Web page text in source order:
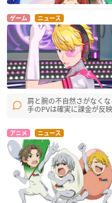
ゲーム ニュース
肩と腕の不自然さがなく
手のPVは確実に課金が反
アニメ ニュース